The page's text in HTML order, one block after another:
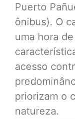
Puerto
ônibus). O
uma hora
acesso
priorizam o
natureza.